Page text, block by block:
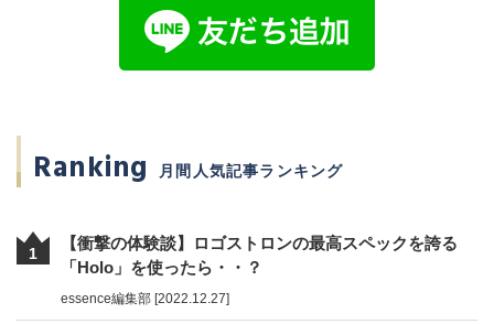
Ranking 月間人気記事ランキング
1
【衝撃の体験談】ロゴストロンの最高スペックを誇る
「Holo」を使ったら・・？
essence編集部 [2022.12.27]